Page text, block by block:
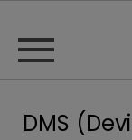
DMS